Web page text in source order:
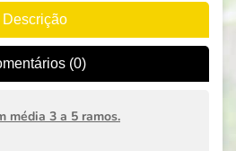
Descrição
(0)
média 3 a 5 ramos.